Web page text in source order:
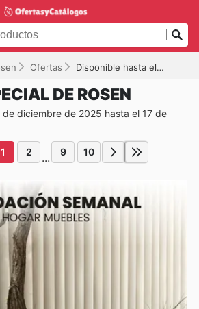
Ofertas Disponible hasta el 17-12-2025
DE ROSEN
diciembre de 2025 hasta el 17 de
1 2 ... 9 10